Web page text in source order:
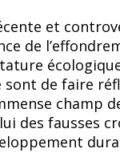
et
de
de faire
champ
des fausses